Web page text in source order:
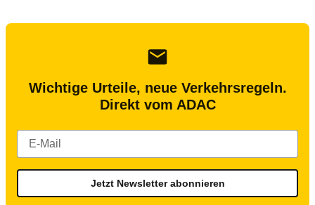
Wichtige Urteile, neue Verkehrsregeln.
Direkt vom ADAC
Jetzt Newsletter abonnieren